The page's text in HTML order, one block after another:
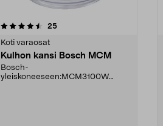
25arvostelut
Koti varaosat
Kulhon kansi Bosch MCM
Bosch-
yleiskoneeseen:MCM3100W
3.0viidestä